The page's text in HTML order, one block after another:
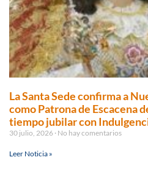
La Santa Sede confirma a
como Patrona de Escacena
tiempo jubilar con
30 julio, 2026 No hay comentarios
Leer Noticia »